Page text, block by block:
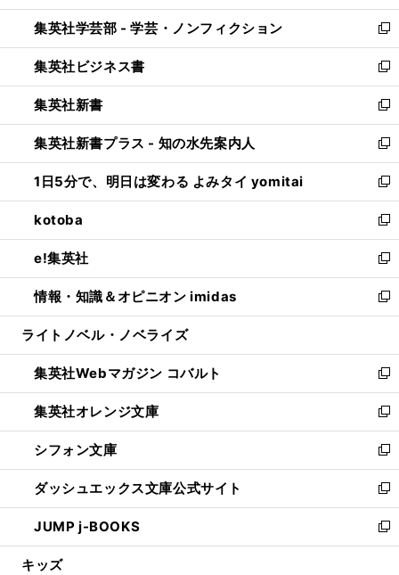
開
く
ウ
で
開
く
ン
ド
ウ
で
開
く
ウ
ィ
ン
ド
ウ
で
開
く
集英社学芸部 - 学芸・ノンフィクション
新
し
い
ウ
ィ
ン
ド
ウ
で
開
く
集英社ビジネス書
新
し
い
ウ
ィ
ン
ド
ウ
で
開
く
集英社新書
新
し
い
ウ
ィ
ン
ド
ウ
で
開
く
集英社新書プラス - 知の水先案内人
新
し
い
ウ
ィ
ン
ド
ウ
で
開
1日5分で、明日は変わる よみタイ yomitai
新
し
い
ウ
ィ
ン
ド
ウ
開
く
kotoba
新
し
い
ウ
ィ
ン
ウ
で
開
く
e!集英社
新
し
い
ウ
ン
ド
ウ
で
開
く
情報・知識＆オピニオン imidas
新
し
ウ
ィ
ン
ド
ウ
で
開
く
ライトノベル・ノベライズ
集英社Webマガジン コバルト
新
し
い
ウ
ィ
ン
ド
ウ
で
開
集英社オレンジ文庫
新
し
い
ウ
ィ
ン
ド
ウ
シフォン文庫
新
し
い
ウ
ィ
ン
ダッシュエックス文庫公式サイト
新
し
い
ウ
JUMP j-BOOKS
新
し
キッズ